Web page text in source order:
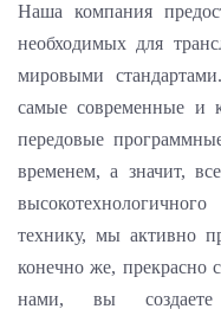
Наша компания
необходимых для
мировыми
самые современные и
передовые
временем, а значит,
технику, мы активно
конечно же, прекрасно
нами, вы создаете